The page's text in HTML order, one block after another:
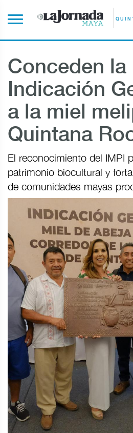
Conceden la
Indicación
a la miel
Quintana
El reconocimiento del IMPI
patrimonio biocultural y
de comunidades mayas